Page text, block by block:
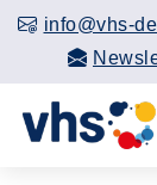
info@vhs-